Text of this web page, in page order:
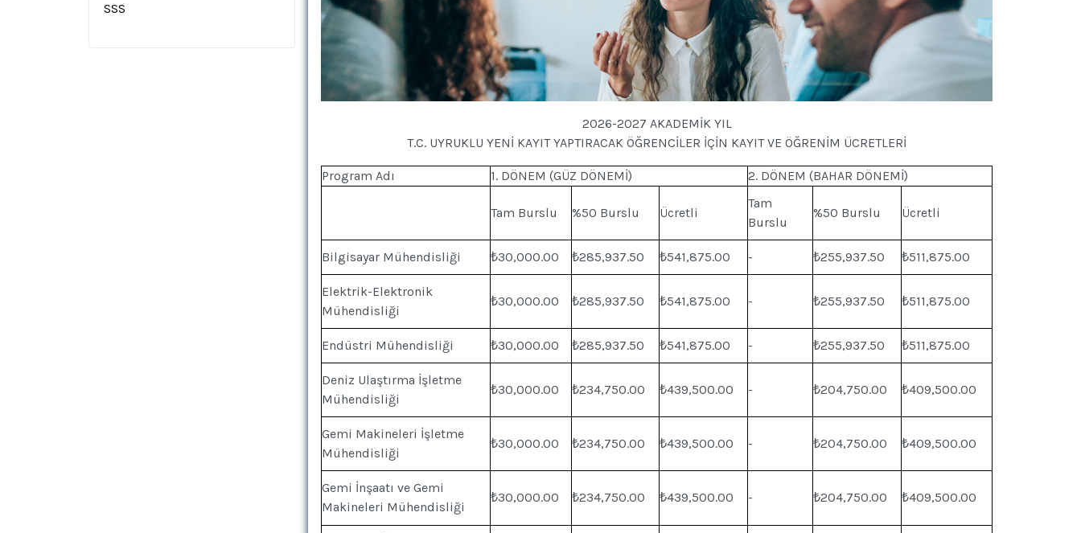
2026-2027 AKADEMİK YIL
T.C. UYRUKLU YENİ KAYIT YAPTIRACAK ÖĞRENCİLER İÇİN KAYIT VE ÖĞRENİM ÜCRETLERİ
Program Adı 1. DÖNEM (GÜZ DÖNEMİ) 2. DÖNEM (BAHAR DÖNEMİ)
Tam Burslu %50 Burslu Ücretli
Tam
Burslu
%50 Burslu Ücretli
Bilgisayar Mühendisliği ₺30,000.00 ₺285,937.50 ₺541,875.00 - ₺255,937.50 ₺511,875.00
Elektrik-Elektronik
Mühendisliği
₺30,000.00 ₺285,937.50 ₺541,875.00 - ₺255,937.50 ₺511,875.00
Endüstri Mühendisliği ₺30,000.00 ₺285,937.50 ₺541,875.00 - ₺255,937.50 ₺511,875.00
Deniz Ulaştırma İşletme
Mühendisliği
₺30,000.00 ₺234,750.00 ₺439,500.00 - ₺204,750.00 ₺409,500.00
Gemi Makineleri İşletme
Mühendisliği
₺30,000.00 ₺234,750.00 ₺439,500.00 - ₺204,750.00 ₺409,500.00
Gemi İnşaatı ve Gemi
Makineleri Mühendisliği
₺30,000.00 ₺234,750.00 ₺439,500.00 - ₺204,750.00 ₺409,500.00
SSS